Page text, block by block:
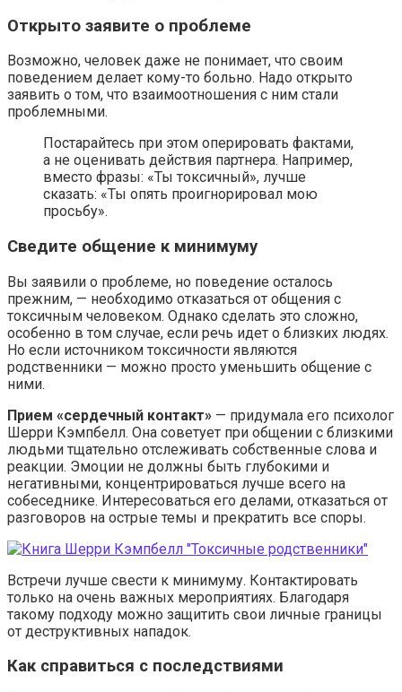
Открыто заявите о проблеме
Возможно, человек даже не понимает, что своим
поведением делает кому-то больно. Надо открыто
заявить о том, что взаимоотношения с ним стали
проблемными.
Постарайтесь при этом оперировать фактами,
а не оценивать действия партнера. Например,
вместо фразы: «Ты токсичный», лучше
сказать: «Ты опять проигнорировал мою
просьбу».
Сведите общение к минимуму
Вы заявили о проблеме, но поведение осталось
прежним, — необходимо отказаться от общения с
токсичным человеком. Однако сделать это сложно,
особенно в том случае, если речь идет о близких людях.
Но если источником токсичности являются
родственники — можно просто уменьшить общение с
ними.
Прием «сердечный контакт» — придумала его психолог
Шерри Кэмпбелл. Она советует при общении с близкими
людьми тщательно отслеживать собственные слова и
реакции. Эмоции не должны быть глубокими и
негативными, концентрироваться лучше всего на
собеседнике. Интересоваться его делами, отказаться от
разговоров на острые темы и прекратить все споры.
Встречи лучше свести к минимуму. Контактировать
только на очень важных мероприятиях. Благодаря
такому подходу можно защитить свои личные границы
от деструктивных нападок.
Как справиться с последствиями